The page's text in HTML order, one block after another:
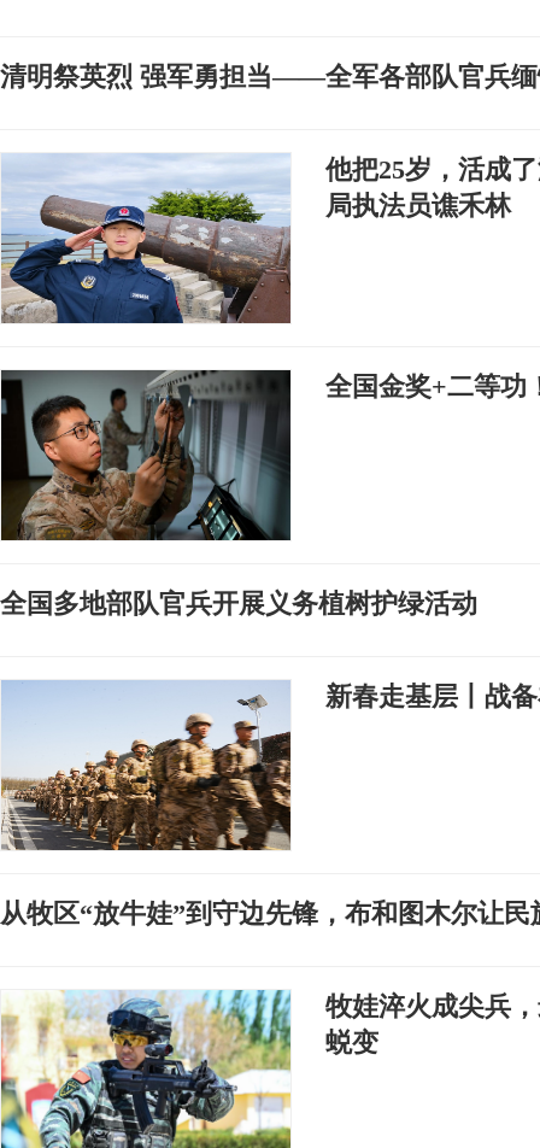
清明祭英烈 强军勇担当——全军各部队官兵
他把25岁，活成
局执法员谯禾林
全国金奖+二等功
全国多地部队官兵开展义务植树护绿活动
新春走基层丨战
从牧区“放牛娃”到守边先锋，布和图木尔让
牧娃淬火成尖兵
蜕变